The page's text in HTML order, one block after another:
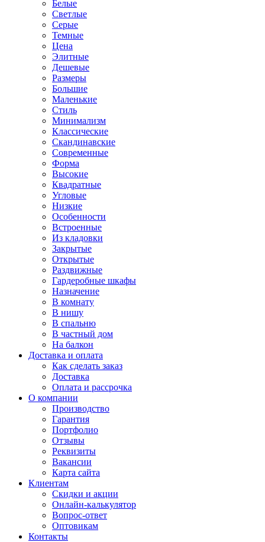
Белые
Светлые
Серые
Темные
Цена
Элитные
Дешевые
Размеры
Большие
Маленькие
Стиль
Минимализм
Классические
Скандинавские
Современные
Форма
Высокие
Квадратные
Угловые
Низкие
Особенности
Встроенные
Из кладовки
Закрытые
Открытые
Раздвижные
Гардеробные шкафы
Назначение
В комнату
В нишу
В спальню
В частный дом
На балкон
Доставка и оплата
Как сделать заказ
Доставка
Оплата и рассрочка
О компании
Производство
Гарантия
Портфолио
Отзывы
Реквизиты
Вакансии
Карта сайта
Клиентам
Скидки и акции
Онлайн-калькулятор
Вопрос-ответ
Оптовикам
Контакты